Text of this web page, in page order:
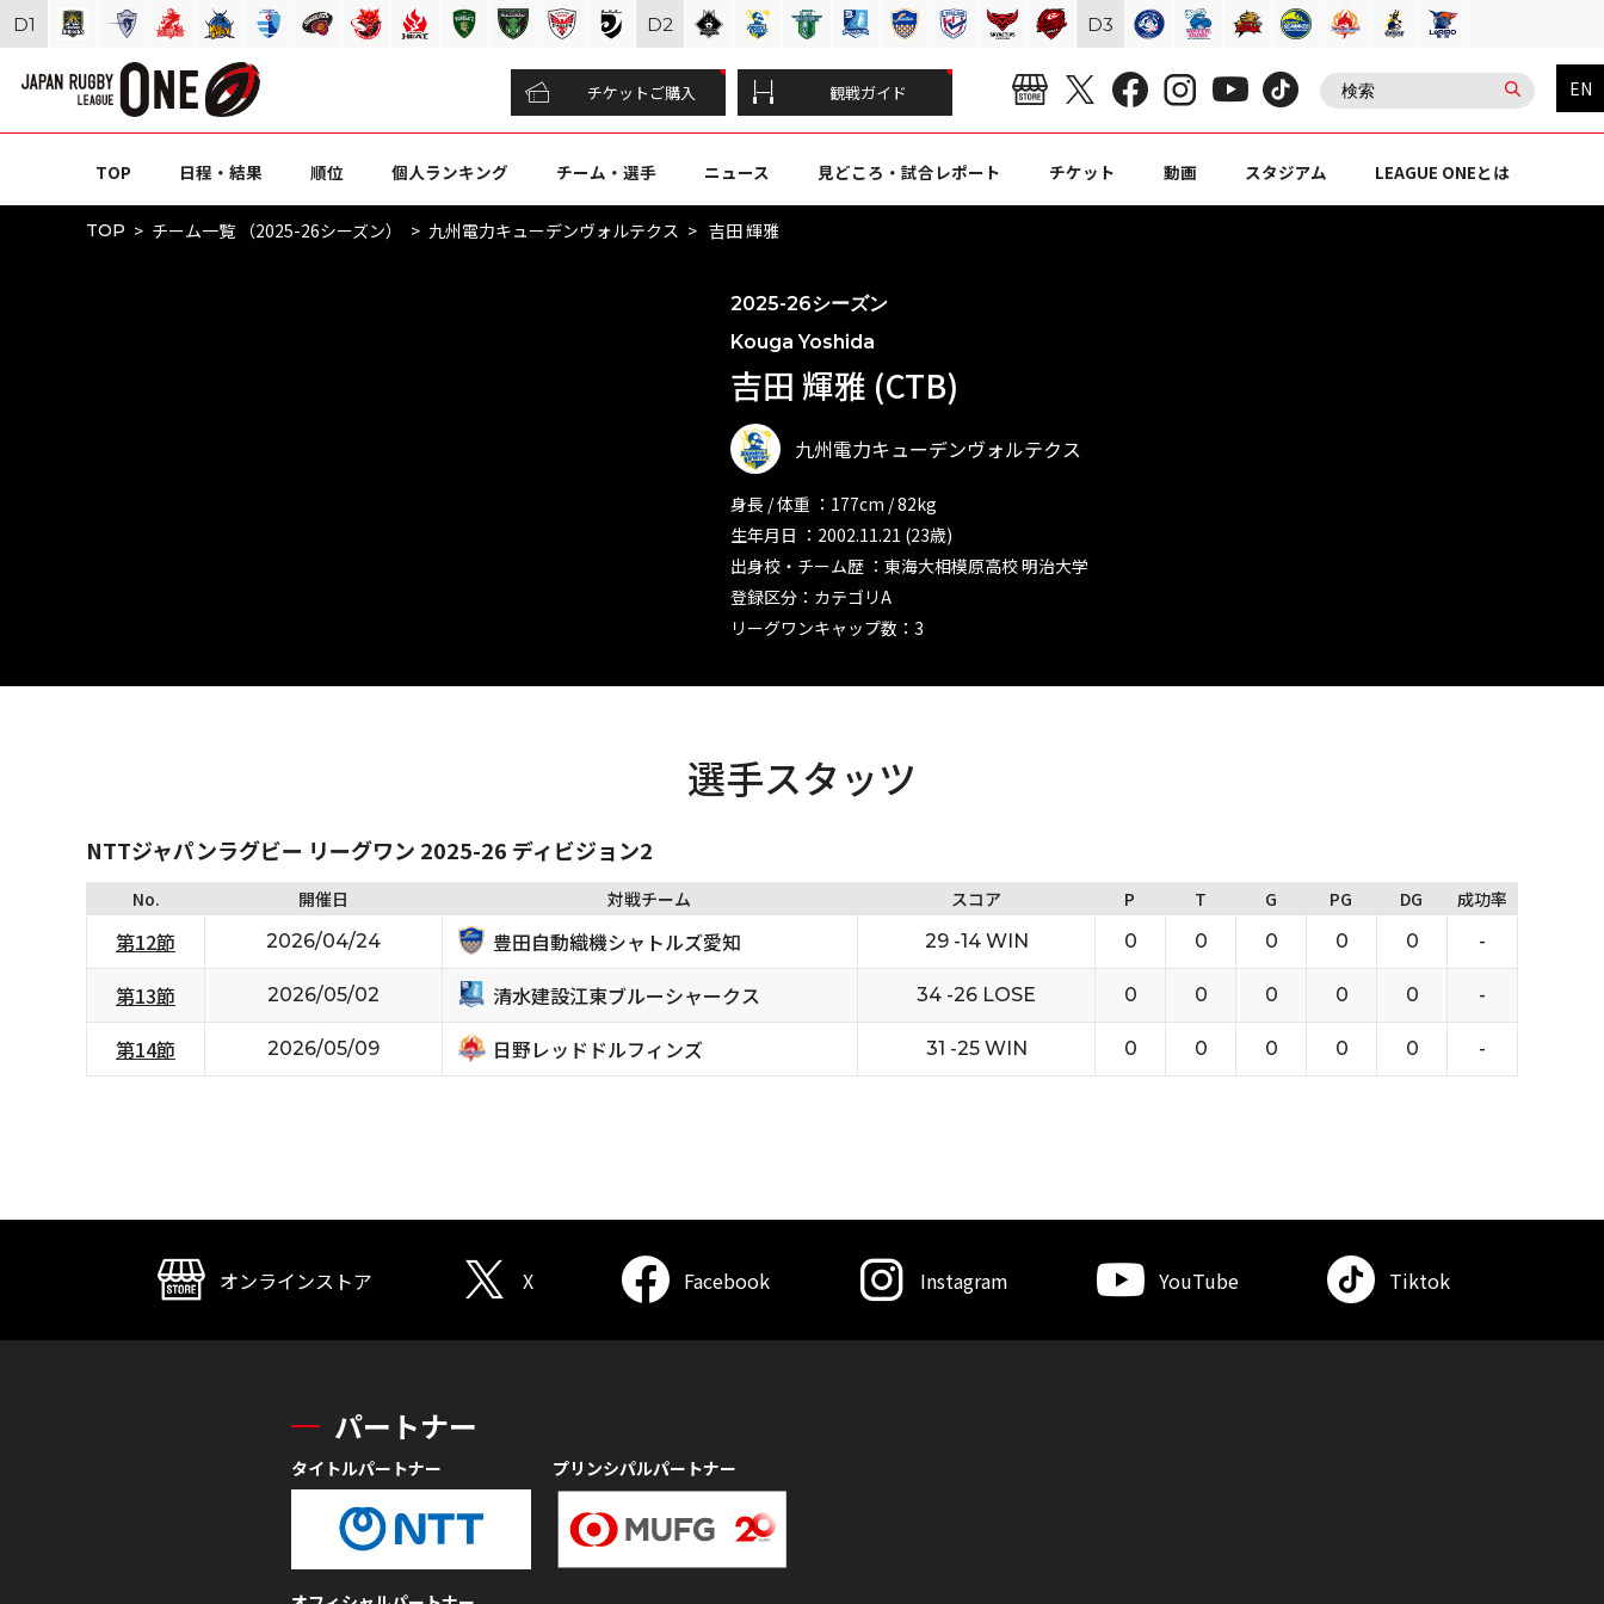
チケットご購入 観戦ガイド EN
TOP 日程・結果 順位 個人ランキング チーム・選手 ニュース 見どころ・試合レポート チケット 動画 スタジアム LEAGUE ONEとは
TOP チーム一覧 （2025-26シーズン） 九州電力キューデンヴォルテクス 吉田 輝雅
2025-26シーズン
Kouga Yoshida
吉田 輝雅 (CTB)
九州電力キューデンヴォルテクス
身長 / 体重 ：177cm / 82kg
生年月日 ：2002.11.21 (23歳)
出身校・チーム歴 ：東海大相模原高校 明治大学
登録区分：カテゴリA
リーグワンキャップ数：3
選手スタッツ
NTTジャパンラグビー リーグワン 2025-26 ディビジョン2
No. 開催日 対戦チーム スコア P T G PG DG 成功率
第12節 2026/04/24 豊田自動織機シャトルズ愛知 29 -14 WIN 0 0 0 0 0 -
第13節 2026/05/02 清水建設江東ブルーシャークス 34 -26 LOSE 0 0 0 0 0 -
第14節 2026/05/09 日野レッドドルフィンズ 31 -25 WIN 0 0 0 0 0 -
D1 D2 D3
オンラインストア X Facebook Instagram YouTube Tiktok
パートナー
タイトルパートナー プリンシパルパートナー